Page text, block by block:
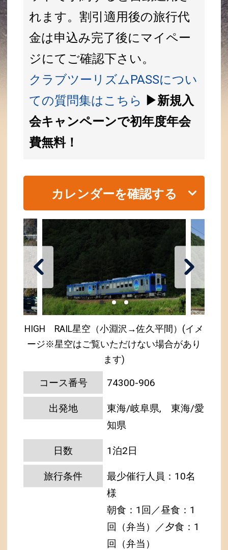
れます。割引適用後の旅行代
金は申込み完了後にマイペー
ジにてご確認下さい。
クラブツーリズムPASSについ
ての質問集はこちら ▶新規入
会キャンペーンで初年度年会
費無料！
カレンダーを確認する
HIGH RAIL星空（小淵沢→佐久平間）(イメ
ージ※星空はご覧いただけない場合があり
ます)
コース番号 74300-906
出発地
東海/岐阜県, 東海/愛
知県
日数 1泊2日
旅行条件
最少催行人員：10名
様
朝食：1回／昼食：1
回（弁当）／夕食：1
回（弁当）